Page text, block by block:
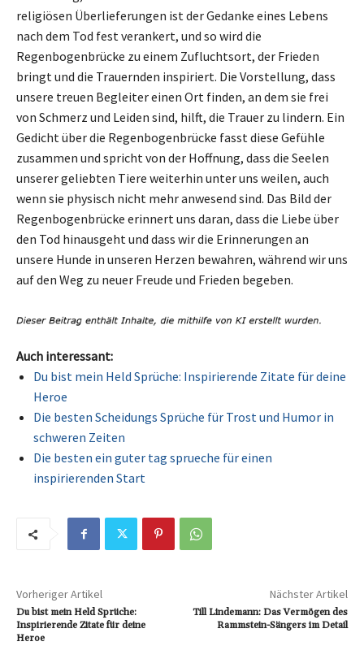
religiösen Überlieferungen ist der Gedanke eines Lebens
nach dem Tod fest verankert, und so wird die
Regenbogenbrücke zu einem Zufluchtsort, der Frieden
bringt und die Trauernden inspiriert. Die Vorstellung, dass
unsere treuen Begleiter einen Ort finden, an dem sie frei
von Schmerz und Leiden sind, hilft, die Trauer zu lindern. Ein
Gedicht über die Regenbogenbrücke fasst diese Gefühle
zusammen und spricht von der Hoffnung, dass die Seelen
unserer geliebten Tiere weiterhin unter uns weilen, auch
wenn sie physisch nicht mehr anwesend sind. Das Bild der
Regenbogenbrücke erinnert uns daran, dass die Liebe über
den Tod hinausgeht und dass wir die Erinnerungen an
unsere Hunde in unseren Herzen bewahren, während wir uns
auf den Weg zu neuer Freude und Frieden begeben.
Auch interessant:
Du bist mein Held Sprüche: Inspirierende Zitate für deine
Heroe
Die besten Scheidungs Sprüche für Trost und Humor in
schweren Zeiten
Die besten ein guter tag sprueche für einen
inspirierenden Start
Vorheriger Artikel
Du bist mein Held Sprüche:
Inspirierende Zitate für deine
Heroe
Nächster Artikel
Till Lindemann: Das Vermögen des
Rammstein-Sängers im Detail